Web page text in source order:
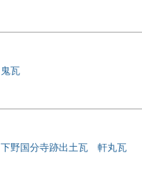
鬼瓦
下野国分寺跡出土瓦 軒丸瓦